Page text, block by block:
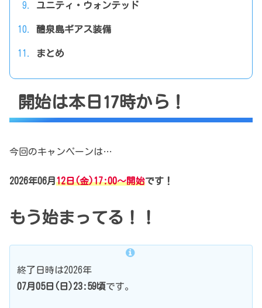
ユニティ・ウォンテッド
醴泉島ギアス装備
まとめ
開始は本日17時から！
今回のキャンペーンは…
2026年06月 12日(金)17:00～開始です！
もう始まってる！！
終了日時は2026年
07月05日(日)23:59頃です。